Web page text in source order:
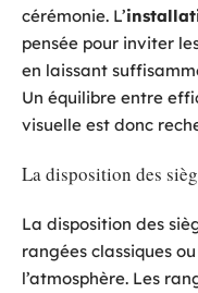
cérémonie. L’
pensée pour inviter
en laissant
Un équilibre entre
visuelle est donc
La disposition des
La disposition des
rangées classiques
l’atmosphère. Les